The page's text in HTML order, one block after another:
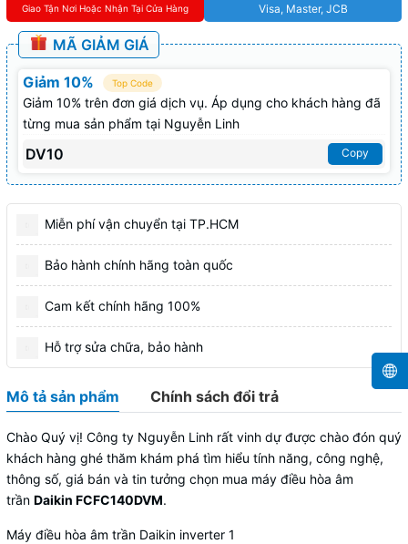
Giao Tận Nơi Hoặc Nhận Tại Cửa Hàng Visa, Master, JCB
MÃ GIẢM GIÁ
Giảm 10% Top Code
Giảm 10% trên đơn giá dịch vụ. Áp dụng cho khách hàng đã
từng mua sản phẩm tại Nguyễn Linh
DV10 Copy
Miễn phí vận chuyển tại TP.HCM
Bảo hành chính hãng toàn quốc
Cam kết chính hãng 100%
Hỗ trợ sửa chữa, bảo hành
Mô tả sản phẩm Chính sách đổi trả
Chào Quý vị! Công ty Nguyễn Linh rất vinh dự được chào đón quý
khách hàng ghé thăm khám phá tìm hiểu tính năng, công nghệ,
thông số, giá bán và tin tưởng chọn mua máy điều hòa âm
trần Daikin FCFC140DVM.
Máy điều hòa âm trần Daikin inverter 1